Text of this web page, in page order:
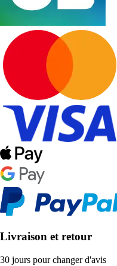
Livraison et retour
30 jours pour changer d'avis